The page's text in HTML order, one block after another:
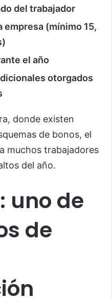
del trabajador
empresa (mínimo 15,
el año
otorgados
donde existen
de bonos, el
muchos trabajadores
del año.
uno de
de